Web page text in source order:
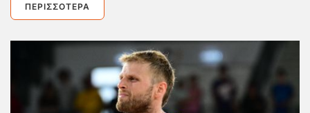
ΠΕΡΙΣΣΌΤΕΡΑ